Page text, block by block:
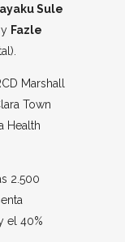
Sule
Fazle
Marshall
Town
Health
2.500
el 40%